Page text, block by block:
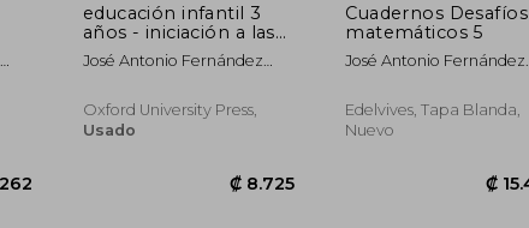
educación infantil 3
años - iniciación a las
matemáticas 1
José Antonio Fernández
Oxford University Press,
Usado
Cuadernos Desafíos
matemáticos 5
José Antonio Fernández
Edelvives, Tapa Blanda,
Nuevo